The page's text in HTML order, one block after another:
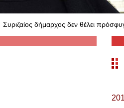
Συριζαίος δήμαρχος δεν θέλει